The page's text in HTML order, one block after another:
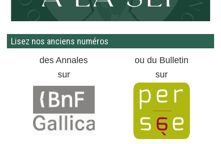
Lisez nos anciens numéros
des Annales
ou du Bulletin
sur
sur